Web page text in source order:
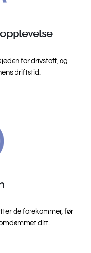
for drivstoff, og
driftstid.
de forekommer, før
ditt.